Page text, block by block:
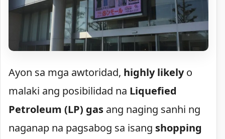
Ayon sa mga awtoridad, highly likelyo
malaki ang posibilidad na Liquefied
Petroleum (LP) gas ang naging sanhi ng
naganap na pagsabog sa isang shopping